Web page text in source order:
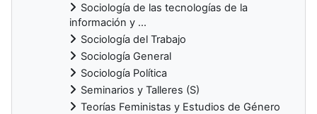
Sociología de las tecnologías de la
información y ...
Sociología del Trabajo
Sociología General
Sociología Política
Seminarios y Talleres (S)
Teorías Feministas y Estudios de Género